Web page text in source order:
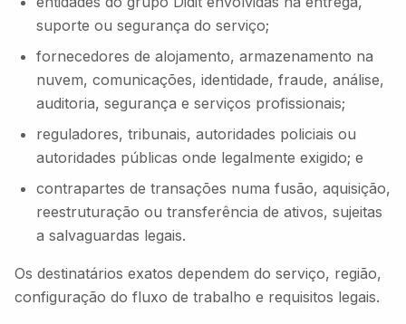
suporte ou segurança do serviço;
fornecedores de alojamento, armazenamento na
nuvem, comunicações, identidade, fraude, análise,
auditoria, segurança e serviços profissionais;
reguladores, tribunais, autoridades policiais ou
autoridades públicas onde legalmente exigido; e
contrapartes de transações numa fusão, aquisição,
reestruturação ou transferência de ativos, sujeitas
a salvaguardas legais.
Os destinatários exatos dependem do serviço, região,
configuração do fluxo de trabalho e requisitos legais.